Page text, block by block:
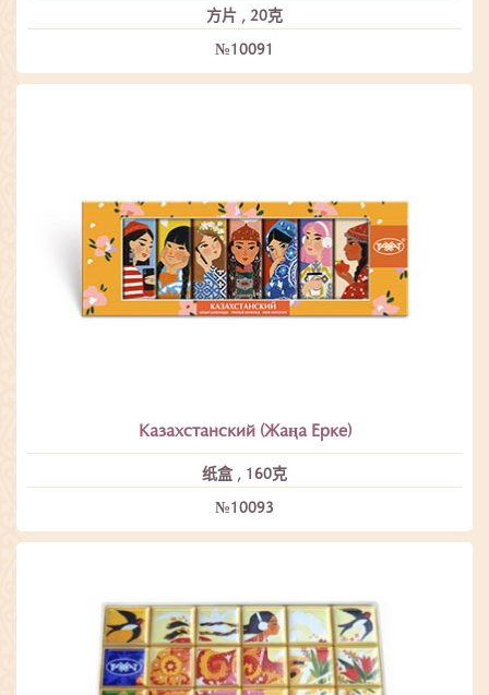
方片 , 20克
№10091
Казахстанский (Жаңа Ерке)
纸盒 , 160克
№10093